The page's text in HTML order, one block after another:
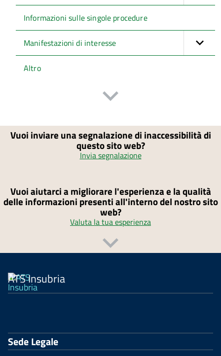
Informazioni sulle singole procedure
Manifestazioni di interesse
Altro
Vuoi inviare una segnalazione di inaccessibilità di
questo sito web?
Invia segnalazione
Vuoi aiutarci a migliorare l'esperienza e la qualità
delle informazioni presenti all'interno del nostro sito
web?
Valuta la tua esperienza
ATS Insubria
Sede Legale